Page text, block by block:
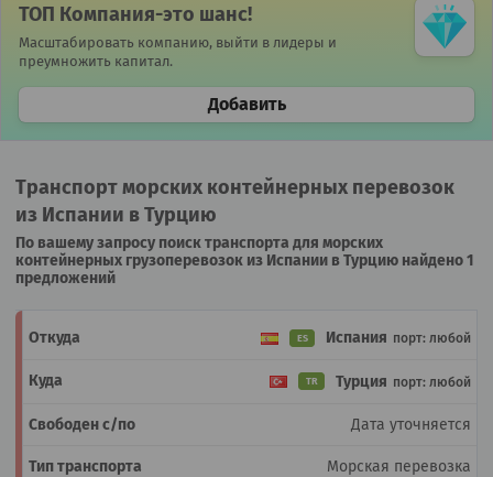
ТОП Компания-это шанс!
Масштабировать компанию, выйти в лидеры и
преумножить капитал.
Добавить
Транспорт морских контейнерных перевозок
из Испании в Турцию
По вашему запросу поиск транспорта для морских
контейнерных грузоперевозок из Испании в Турцию найдено 1
предложений
ES Испания порт: любой
TR Турция порт: любой
Дата уточняется
Морская перевозка